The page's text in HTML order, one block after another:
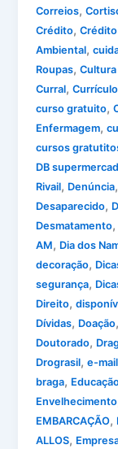
Correios,
Crédito,
Ambiental,
Roupas,Cultura
Curral,Currículo
curso gratuito,
Enfermagem,
cursos
DB
Rivail, Denúncia,
Desaparecido,
Desmatamento,
AM, Dia dos
decoração,
segurança,
Direito,
Dívidas, Doação,
Doutorado,
Drograsil,e-mail
braga,
Envelhecimento
EMBARCAÇÃO,
ALLOS,